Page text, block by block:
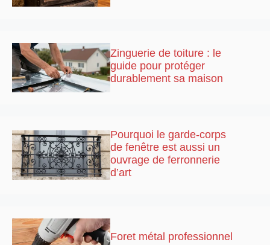
Zinguerie de toiture : le
guide pour protéger
durablement sa maison
Pourquoi le garde-corps
de fenêtre est aussi un
ouvrage de ferronnerie
d’art
Foret métal professionnel